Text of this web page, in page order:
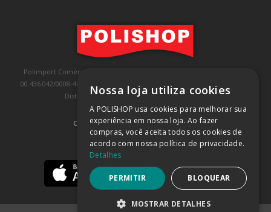
Polimport Comércio e Exportação LTDA, inscrita no CNPJ/MF sob o nº
00.436.042/0008-46, IE 407.458.707.103, com sede na Rua Kanebo, nº 175,
Distrito Industrial, Jundiaí/SP, CEP: 13213-090
COMPRA 100% SEGURA (SAIBA MAIS)
BAIXE NOSSO APP
Nossa loja utiliza cookies
A POLISHOP usa cookies para melhorar sua
experiência em nossa loja. Ao fazer
compras, você aceita todos os cookies de
acordo com nossa política de privacidade.
Detalhes
PERMITIR BLOQUEAR
MOSTRAR DETALHES